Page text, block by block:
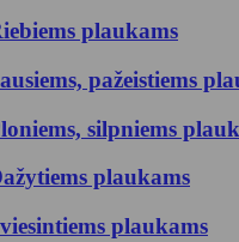
plaukams
pažeistiems
silpniems
plaukams
plaukams